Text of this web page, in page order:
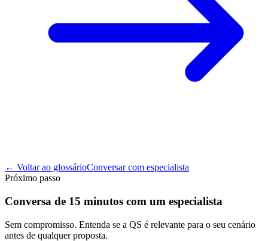
← Voltar ao glossárioConversar com especialista
Próximo passo
Conversa de 15 minutos com um especialista
Sem compromisso. Entenda se a QS é relevante para o seu cenário
antes de qualquer proposta.